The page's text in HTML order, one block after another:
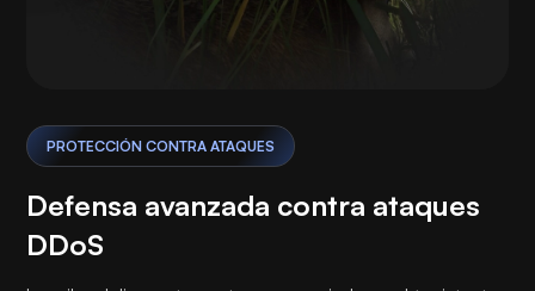
PROTECCIÓN CONTRA ATAQUES
Defensa avanzada contra ataques
DDoS